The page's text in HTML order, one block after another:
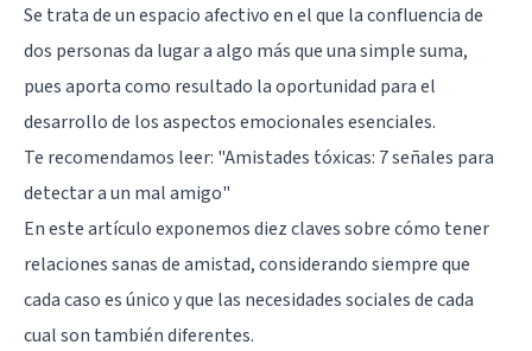
Se trata de un espacio afectivo en el que la confluencia de
dos personas da lugar a algo más que una simple suma,
pues aporta como resultado la oportunidad para el
desarrollo de los aspectos emocionales esenciales.
Te recomendamos leer: "Amistades tóxicas: 7 señales para
detectar a un mal amigo"
En este artículo exponemos diez claves sobre cómo tener
relaciones sanas de amistad, considerando siempre que
cada caso es único y que las necesidades sociales de cada
cual son también diferentes.